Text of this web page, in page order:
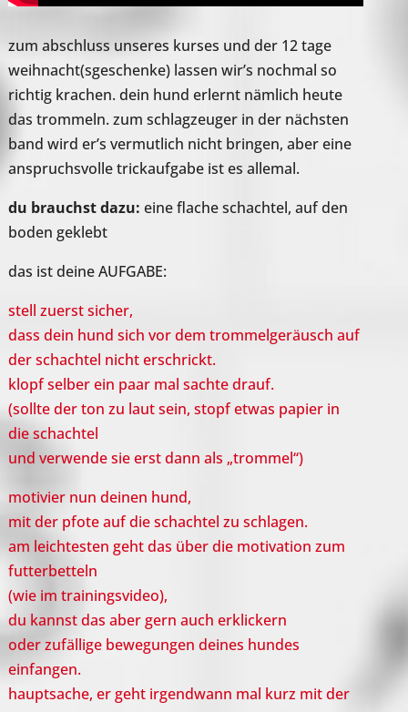
zum abschluss unseres kurses und der 12 tage
weihnacht(sgeschenke) lassen wir’s nochmal so
richtig krachen. dein hund erlernt nämlich heute
das trommeln. zum schlagzeuger in der nächsten
band wird er’s vermutlich nicht bringen, aber eine
anspruchsvolle trickaufgabe ist es allemal.
du brauchst dazu: eine flache schachtel, auf den
boden geklebt
das ist deine AUFGABE:
stell zuerst sicher,
dass dein hund sich vor dem trommelgeräusch auf
der schachtel nicht erschrickt.
klopf selber ein paar mal sachte drauf.
(sollte der ton zu laut sein, stopf etwas papier in
die schachtel
und verwende sie erst dann als „trommel“)
motivier nun deinen hund,
mit der pfote auf die schachtel zu schlagen.
am leichtesten geht das über die motivation zum
futterbetteln
(wie im trainingsvideo),
du kannst das aber gern auch erklickern
oder zufällige bewegungen deines hundes
einfangen.
hauptsache, er geht irgendwann mal kurz mit der